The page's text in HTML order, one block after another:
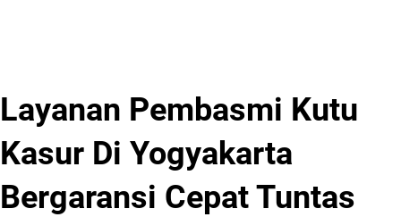
Layanan Pembasmi Kutu
Kasur Di Yogyakarta
Bergaransi Cepat Tuntas